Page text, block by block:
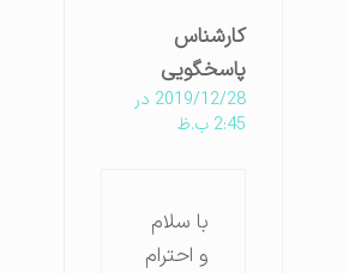
کارشناس
پاسخگویی
2019/12/28 در
با سلام
و احترام